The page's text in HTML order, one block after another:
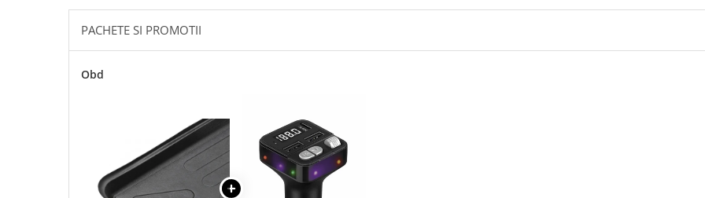
Carcasa Cheie
Accesorii Electronice Auto
Incarcatoare Auto
PACHETE SI PROMOTII
Obd